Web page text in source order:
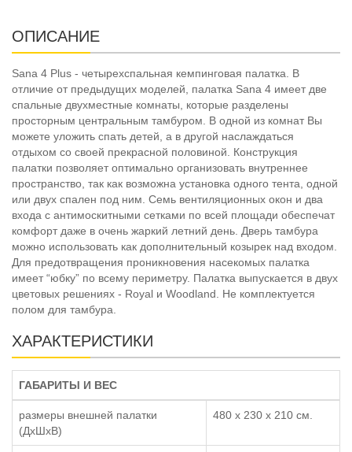
ОПИСАНИЕ
Sana 4 Plus - четырехспальная кемпинговая палатка. В
отличие от предыдущих моделей, палатка Sana 4 имеет две
спальные двухместные комнаты, которые разделены
просторным центральным тамбуром. В одной из комнат Вы
можете уложить спать детей, а в другой наслаждаться
отдыхом со своей прекрасной половиной. Конструкция
палатки позволяет оптимально организовать внутреннее
пространство, так как возможна установка одного тента, одной
или двух спален под ним. Семь вентиляционных окон и два
входа с антимоскитными сетками по всей площади обеспечат
комфорт даже в очень жаркий летний день. Дверь тамбура
можно использовать как дополнительный козырек над входом.
Для предотвращения проникновения насекомых палатка
имеет “юбку” по всему периметру. Палатка выпускается в двух
цветовых решениях - Royal и Woodland. Не комплектуется
полом для тамбура.
ХАРАКТЕРИСТИКИ
ГАБАРИТЫ И ВЕС
размеры внешней палатки
(ДхШхВ)
480 x 230 x 210 см.